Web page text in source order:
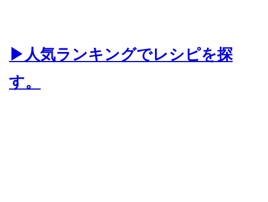
▶人気ランキングでレシピを探
す。